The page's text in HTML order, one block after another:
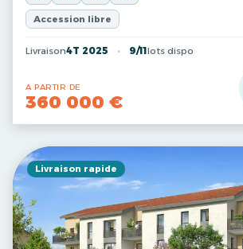
Accession libre
Livraison4T 2025 9/11 lots dispo
A PARTIR DE
360 000 €
Livraison rapide